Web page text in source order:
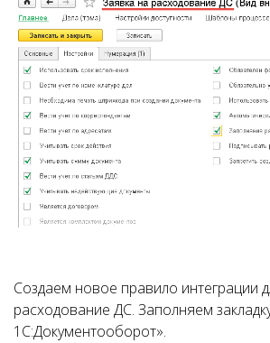
Создаем новое правило интеграции
расходование ДС. Заполняем
1С:Документооборот».